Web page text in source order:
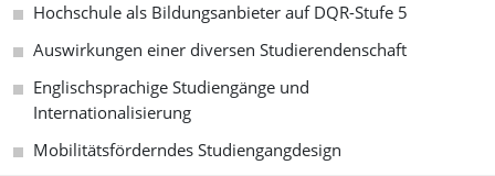
Hochschule als Bildungsanbieter auf DQR-Stufe 5
Auswirkungen einer diversen Studierendenschaft
Englischsprachige Studiengänge und
Internationalisierung
Mobilitätsförderndes Studiengangdesign